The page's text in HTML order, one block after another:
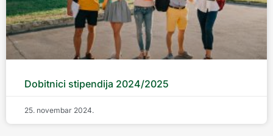
Dobitnici stipendija 2024/2025
25. novembar 2024.